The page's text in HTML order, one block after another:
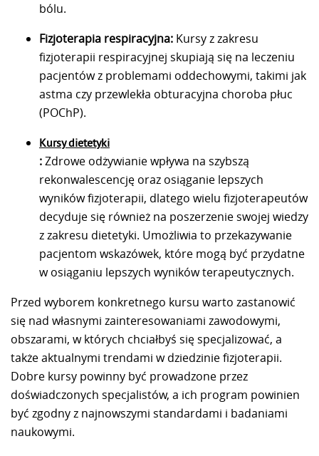
bólu.
Fizjoterapia respiracyjna: Kursy z zakresu
fizjoterapii respiracyjnej skupiają się na leczeniu
pacjentów z problemami oddechowymi, takimi jak
astma czy przewlekła obturacyjna choroba płuc
(POChP).
Kursy dietetyki
:Zdrowe odżywianie wpływa na szybszą
rekonwalescencję oraz osiąganie lepszych
wyników fizjoterapii, dlatego wielu fizjoterapeutów
decyduje się również na poszerzenie swojej wiedzy
z zakresu dietetyki. Umożliwia to przekazywanie
pacjentom wskazówek, które mogą być przydatne
w osiąganiu lepszych wyników terapeutycznych.
Przed wyborem konkretnego kursu warto zastanowić
się nad własnymi zainteresowaniami zawodowymi,
obszarami, w których chciałbyś się specjalizować, a
także aktualnymi trendami w dziedzinie fizjoterapii.
Dobre kursy powinny być prowadzone przez
doświadczonych specjalistów, a ich program powinien
być zgodny z najnowszymi standardami i badaniami
naukowymi.